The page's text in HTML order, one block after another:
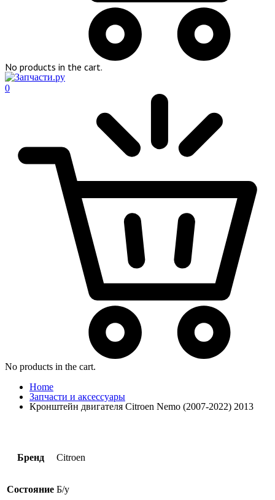
No products in the cart.
0
No products in the cart.
Home
Запчасти и аксессуары
Кронштейн двигателя Citroen Nemo (2007-2022) 2013
Бренд Citroen
Состояние Б/у